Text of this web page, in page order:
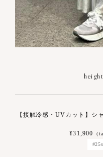
height
【接触冷感・UVカット】シ
¥31,900
（